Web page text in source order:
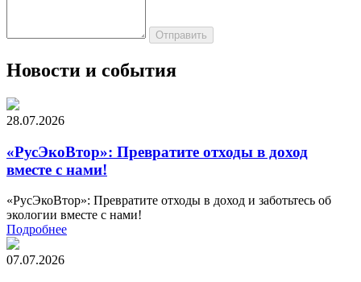
Новости и события
28.07.2026
«РусЭкоВтор»: Превратите отходы в доход
вместе с нами!
«РусЭкоВтор»: Превратите отходы в доход и заботьтесь об
экологии вместе с нами!
Подробнее
07.07.2026